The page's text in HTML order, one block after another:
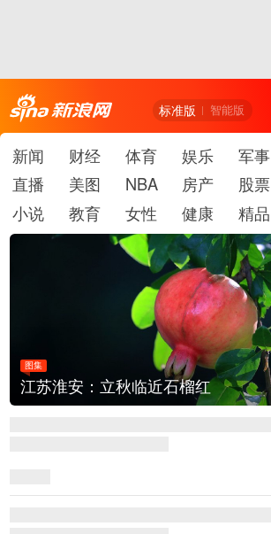
标准版 智能版
新闻 财经 体育 娱乐 军事
直播
美图 NBA 房产 股票
小说
教育 女性 健康 精品
图集
江苏淮安：立秋临近石榴红